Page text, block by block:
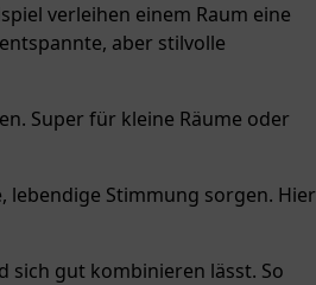
verleihen einem Raum eine
aber stilvolle
Super für kleine Räume oder
lebendige Stimmung sorgen. Hier
sich gut kombinieren lässt. So